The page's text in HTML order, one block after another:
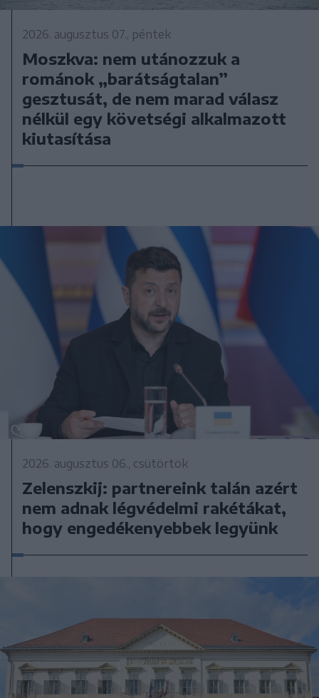
2026. augusztus 07., péntek
Moszkva: nem utánozzuk a
románok „barátságtalan”
gesztusát, de nem marad válasz
nélkül egy követségi alkalmazott
kiutasítása
2026. augusztus 06., csütörtök
Zelenszkij: partnereink talán azért
nem adnak légvédelmi rakétákat,
hogy engedékenyebbek legyünk